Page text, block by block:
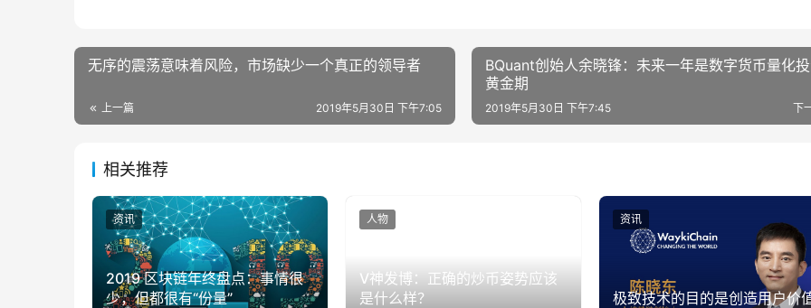
无序的震荡意味着风险，市场缺少一个真正的领导者
上一篇 2019年5月30日 下午7:05
BQuant创始人余晓锋：未来一年是数字货币量化
黄金期
下
2019年5月30日 下午7:45
相关推荐
2019 区块链年终盘点：事情很
少，但都很有“份量”
资讯
V神发博：正确的炒币姿势应该
是什么样？
人物
极致技术的目的是创造用户价
资讯